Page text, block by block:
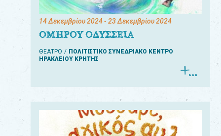
14 Δεκεμβρίου 2024- 23 Δεκεμβρίου 2024
ΟΜΗΡΟΥ ΟΔΥΣΣΕΙΑ
ΘΕΑΤΡΟ
ΠΟΛΙΤΙΣΤΙΚΟ ΣΥΝΕΔΡΙΑΚΟ ΚΕΝΤΡΟ
ΗΡΑΚΛΕΙΟΥ ΚΡΗΤΗΣ